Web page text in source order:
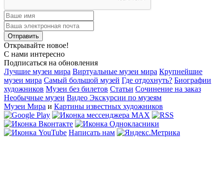
Открывайте новое!
С нами интересно
Подписаться на обновления
Лучшие музеи мира Виртуальные музеи мира Крупнейшие
музеи мира Самый большой музей Где отдохнуть? Биографии
художников Музеи без билетов Статьи Сочинение на заказ
Необычные музеи Видео Экскурсии по музеям
Музеи Мира и Картины известных художников
Написать нам